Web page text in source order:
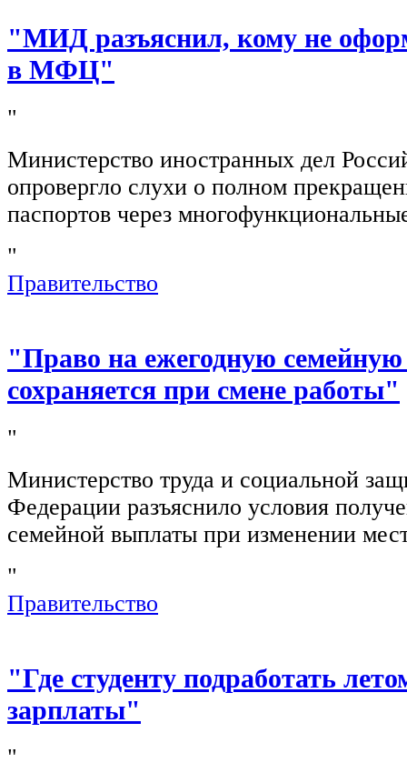
"МИД разъяснил, кому не
в МФЦ"
"
Министерство иностранных дел
опровергло слухи о полном
паспортов через
"
Правительство
"Право на ежегодную
сохраняется при смене работы"
"
Министерство труда и социальной
Федерации разъяснило условия
семейной выплаты при изменении
"
Правительство
"Где студенту подработать
зарплаты"
"